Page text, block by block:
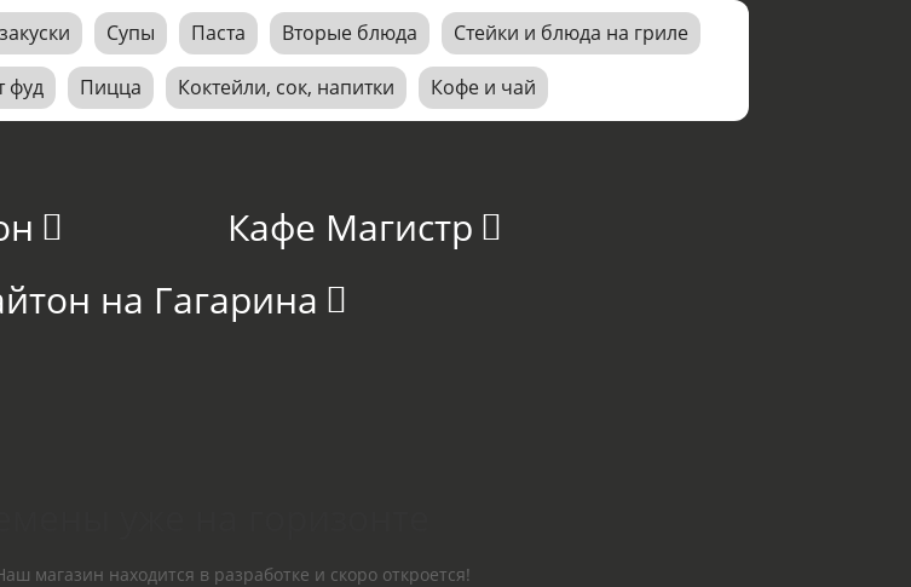
Супы Паста Вторые блюда Стейки и блюда на гриле
фуд Пицца Коктейли, сок, напитки Кофе и чай
Кафе Магистр
на Гагарина
магазин находится в разработке и скоро откроется!